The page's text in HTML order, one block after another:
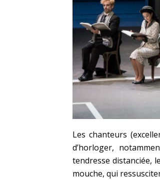
Les chanteurs
d’horloger,
tendresse distanciée,
mouche, qui